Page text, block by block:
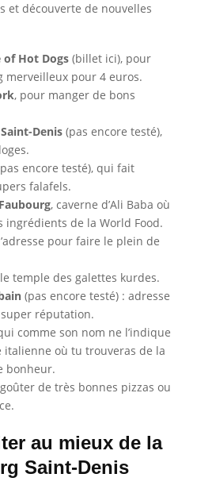
et découverte de nouvelles
of Hot Dogs (billet ici), pour
merveilleux pour 4 euros.
, pour manger de bons
Denis (pas encore testé),
encore testé), qui fait
falafels.
, caverne d’Ali Baba où
ingrédients de la World Food.
pour faire le plein de
temple des galettes kurdes.
(pas encore testé) : adresse
réputation.
comme son nom ne l’indique
italienne où tu trouveras de la
bonheur.
de très bonnes pizzas ou
au mieux de la
Saint-Denis